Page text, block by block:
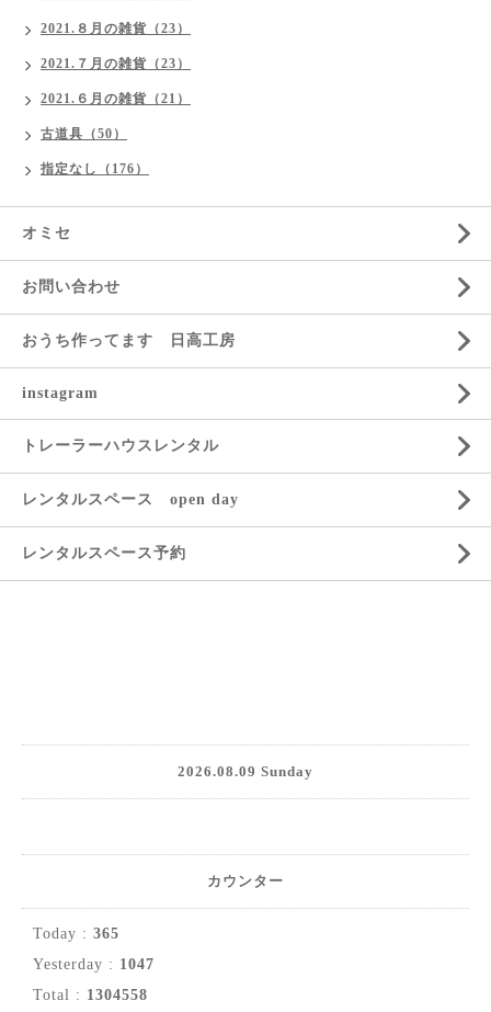
2021.８月の雑貨（23）
2021.７月の雑貨（23）
2021.６月の雑貨（21）
古道具（50）
指定なし（176）
オミセ
お問い合わせ
おうち作ってます 日高工房
instagram
トレーラーハウスレンタル
レンタルスペース open day
レンタルスペース予約
2026.08.09 Sunday
カウンター
Today : 365
Yesterday : 1047
Total : 1304558